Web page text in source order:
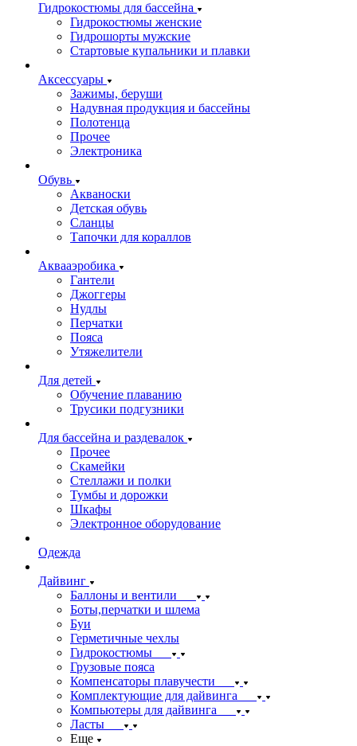
Гидрокостюмы для бассейна
Гидрокостюмы женские
Гидрошорты мужские
Стартовые купальники и плавки
Аксессуары
Зажимы, беруши
Надувная продукция и бассейны
Полотенца
Прочее
Электроника
Обувь
Акваноски
Детская обувь
Сланцы
Тапочки для кораллов
Аквааэробика
Гантели
Джоггеры
Нудлы
Перчатки
Пояса
Утяжелители
Для детей
Обучение плаванию
Трусики подгузники
Для бассейна и раздевалок
Прочее
Скамейки
Стеллажи и полки
Тумбы и дорожки
Шкафы
Электронное оборудование
Одежда
Дайвинг
Баллоны и вентили
Боты,перчатки и шлема
Буи
Герметичные чехлы
Гидрокостюмы
Грузовые пояса
Компенсаторы плавучести
Комплектующие для дайвинга
Компьютеры для дайвинга
Ласты
Еще